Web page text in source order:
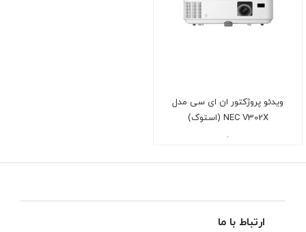
ویدئو پروژکتور ان ای سی مدل
NEC V302X (استوک)
-
ارتباط با ما